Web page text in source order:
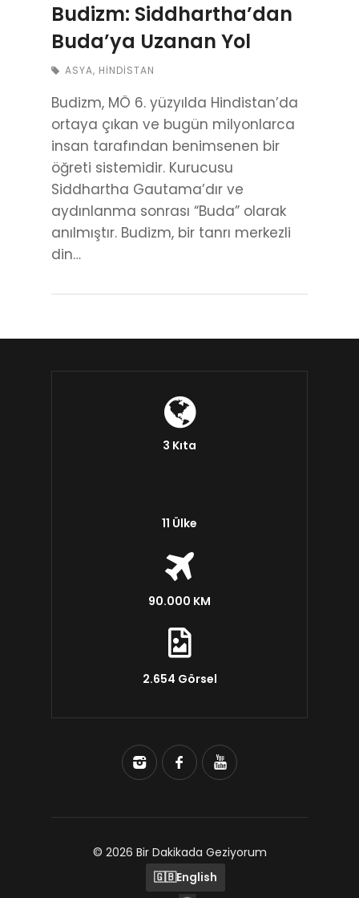
Budizm: Siddhartha’dan
Buda’ya Uzanan Yol
ASYA, HINDISTAN
Budizm, MÖ 6. yüzyılda Hindistan’da
ortaya çıkan ve bugün milyonlarca
insan tarafından benimsenen bir
öğreti sistemidir. Kurucusu
Siddhartha Gautama’dır ve
aydınlanma sonrası “Buda” olarak
anılmıştır. Budizm, bir tanrı merkezli
din…
3 Kıta
11 Ülke
90.000 KM
2.654 Görsel
© 2026 Bir Dakikada Geziyorum
🇬🇧English